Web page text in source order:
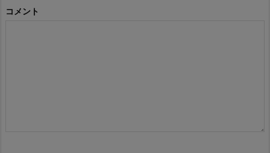
コメント